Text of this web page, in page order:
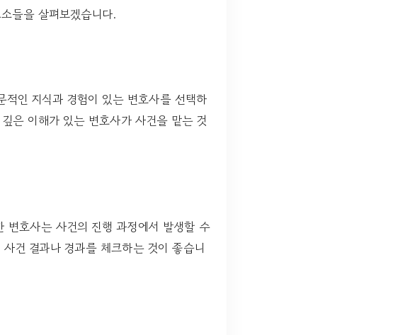
들을 살펴보겠습니다.
인 지식과 경험이 있는 변호사를 선택하
은 이해가 있는 변호사가 사건을 맡는 것
변호사는 사건의 진행 과정에서 발생할 수
건 결과나 경과를 체크하는 것이 좋습니